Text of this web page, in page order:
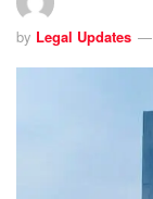
by Legal Updates